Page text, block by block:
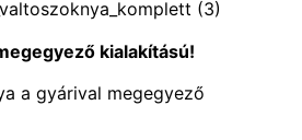
kialakítású!
a gyárival megegyező